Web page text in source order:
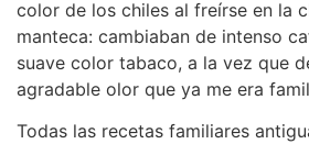
color de los chiles al freírse en la
manteca: cambiaban de intenso
suave color tabaco, a la vez que
agradable olor que ya me era
Todas las recetas familiares